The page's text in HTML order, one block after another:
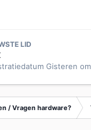
LID
Gisteren
/ Vragen hardware?